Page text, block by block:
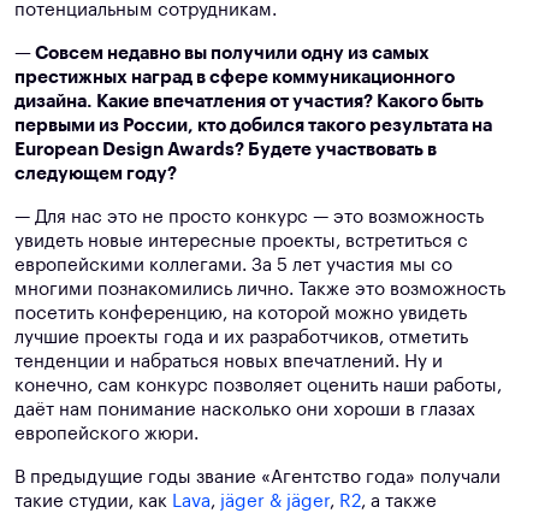
потенциальным сотрудникам.
— Совсем недавно вы получили одну из самых
престижных наград в сфере коммуникационного
дизайна. Какие впечатления от участия? Какого быть
первыми из России, кто добился такого результата на
European Design Awards? Будете участвовать в
следующем году?
— Для нас это не просто конкурс — это возможность
увидеть новые интересные проекты, встретиться с
европейскими коллегами. За 5 лет участия мы со
многими познакомились лично. Также это возможность
посетить конференцию, на которой можно увидеть
лучшие проекты года и их разработчиков, отметить
тенденции и набраться новых впечатлений. Ну и
конечно, сам конкурс позволяет оценить наши работы,
даёт нам понимание насколько они хороши в глазах
европейского жюри.
В предыдущие годы звание «Агентство года» получали
такие студии, как Lava, jäger & jäger, R2, а также